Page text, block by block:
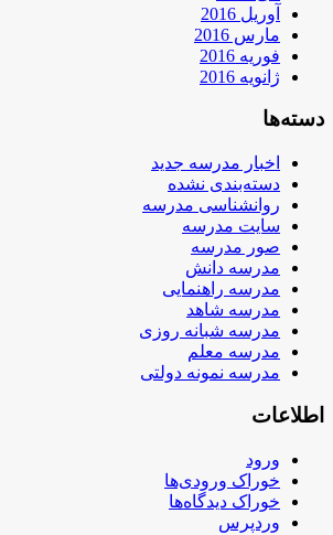
آوریل 2016
مارس 2016
فوریه 2016
ژانویه 2016
دسته‌ها
اخبار مدرسه جدید
دسته‌بندی نشده
روانشناسی مدرسه
سایت مدرسه
صور مدرسه
مدرسه دانش
مدرسه راهنمایی
مدرسه شاهد
مدرسه شبانه روزی
مدرسه معلم
مدرسه نمونه دولتی
اطلاعات
ورود
خوراک ورودی‌ها
خوراک دیدگاه‌ها
وردپرس